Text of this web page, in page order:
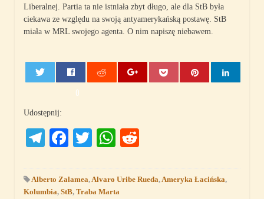
Liberalnej. Partia ta nie istniała zbyt długo, ale dla StB była
ciekawa ze względu na swoją antyamerykańską postawę. StB
miała w MRL swojego agenta. O nim napiszę niebawem.
0
Udostępnij:
Telegram
Facebook
TwitterWhatsApp
Alberto Zalamea,Alvaro Uribe Rueda,Ameryka Łacińska,
Kolumbia, StB, Traba Marta